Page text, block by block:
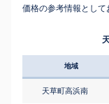
価格の参考情報として
地域
天草町高浜南